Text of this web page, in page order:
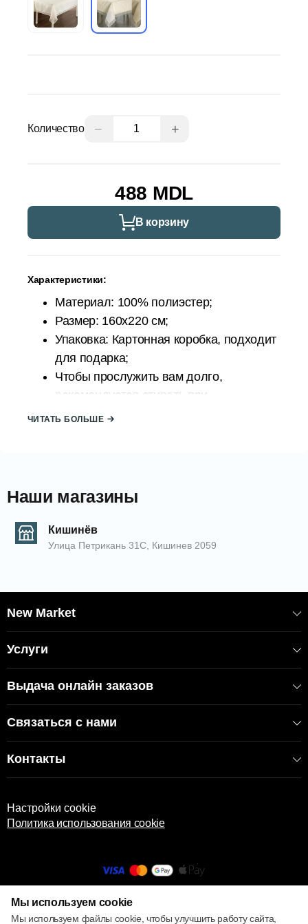
Количество − +
488 MDL
В корзину
Характеристики:
Материал: 100% полиэстер;
Размер: 160x220 см;
Упаковка: Картонная коробка, подходит
для подарка;
Чтобы прослужить вам долго,
рекомендуется стирать при
температуре 30 градусов на
фотосъемки, а также из-за вспышки фотоаппарата,
продукты могут приобретать разные оттенки. Кроме того,
оттенки могут отличаться на разных компьютерах.
ЧИТАТЬ БОЛЬШЕ
Наши магазины
Кишинёв
Улица Петрикань 31С, Кишинев 2059
New Market
Услуги
Выдача онлайн заказов
Связаться с нами
Контакты
Настройки cookie
Политика использования cookie
© 2013 – 2026 ECOM
Мы используем cookie
Мы используем файлы cookie, чтобы улучшить работу сайта,